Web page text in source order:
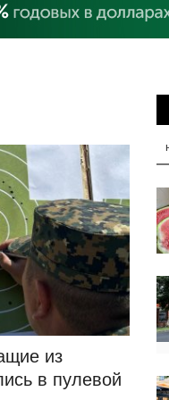
из
в пулевой